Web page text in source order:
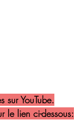
sur YouTube.
le lien ci-dessous: